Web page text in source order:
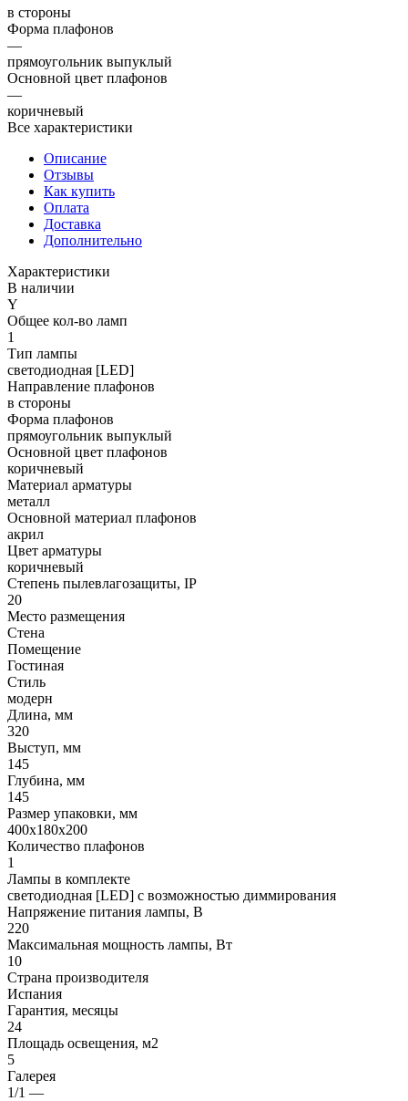
в стороны
Форма плафонов
—
прямоугольник выпуклый
Основной цвет плафонов
—
коричневый
Все характеристики
Описание
Отзывы
Как купить
Оплата
Доставка
Дополнительно
Характеристики
В наличии
Y
Общее кол-во ламп
1
Тип лампы
светодиодная [LED]
Направление плафонов
в стороны
Форма плафонов
прямоугольник выпуклый
Основной цвет плафонов
коричневый
Материал арматуры
металл
Основной материал плафонов
акрил
Цвет арматуры
коричневый
Степень пылевлагозащиты, IP
20
Место размещения
Стена
Помещение
Гостиная
Стиль
модерн
Длина, мм
320
Выступ, мм
145
Глубина, мм
145
Размер упаковки, мм
400x180x200
Количество плафонов
1
Лампы в комплекте
светодиодная [LED] с возможностью диммирования
Напряжение питания лампы, В
220
Максимальная мощность лампы, Вт
10
Страна производителя
Испания
Гарантия, месяцы
24
Площадь освещения, м2
5
Галерея
1/1 —